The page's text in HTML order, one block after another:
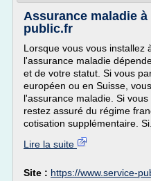
Assurance maladie
public.fr
Lorsque vous vous installez
l'assurance maladie
et de votre statut. Si vous
européen ou en Suisse,
l'assurance maladie. Si
restez assuré du régime
cotisation supplémentaire.
Lire la suite
Site : https://www.service-